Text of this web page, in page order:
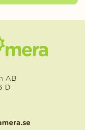
AB
D